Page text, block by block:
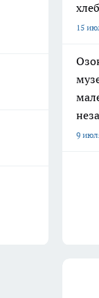
15
9